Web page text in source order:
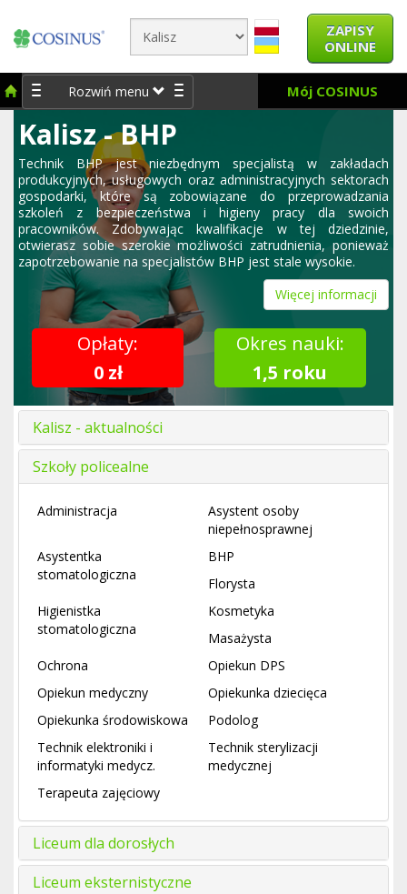
ZAPISY
ONLINE
Rozwiń menu Mój COSINUS
Kalisz - BHP
Technik BHP jest niezbędnym specjalistą w zakładach
produkcyjnych, usługowych oraz administracyjnych sektorach
gospodarki, które są zobowiązane do przeprowadzania
szkoleń z bezpieczeństwa i higieny pracy dla swoich
pracowników. Zdobywając kwalifikacje w tej dziedzinie,
otwierasz sobie szerokie możliwości zatrudnienia, ponieważ
zapotrzebowanie na specjalistów BHP jest stale wysokie.
Więcej informacji
Opłaty:
0 zł
Okres nauki:
1,5 roku
Kalisz - aktualności
Szkoły policealne
Administracja
Asystent osoby
niepełnosprawnej
Asystentka
stomatologiczna
BHP
Florysta
Higienistka
stomatologiczna
Kosmetyka
Masażysta
Ochrona
Opiekun DPS
Opiekun medyczny
Opiekunka dziecięca
Opiekunka środowiskowa
Podolog
Technik elektroniki i
informatyki medycz.
Technik sterylizacji
medycznej
Terapeuta zajęciowy
Liceum dla dorosłych
Liceum eksternistyczne